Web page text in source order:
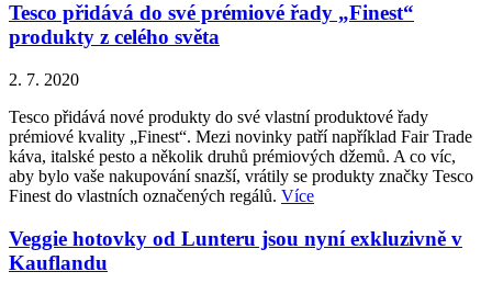
Tesco přidává do své prémiové řady „Finest“
produkty z celého světa
2. 7. 2020
Tesco přidává nové produkty do své vlastní produktové řady
prémiové kvality „Finest“. Mezi novinky patří například Fair Trade
káva, italské pesto a několik druhů prémiových džemů. A co víc,
aby bylo vaše nakupování snazší, vrátily se produkty značky Tesco
Finest do vlastních označených regálů. Více
Veggie hotovky od Lunteru jsou nyní exkluzivně v
Kauflandu